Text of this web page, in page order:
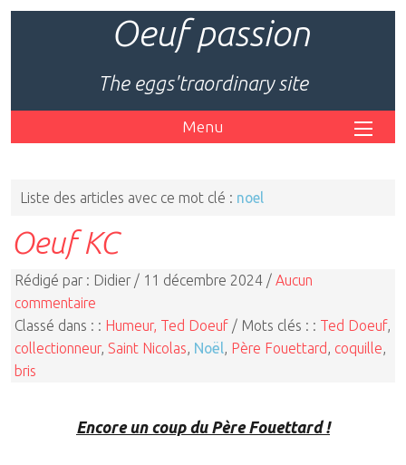
Oeuf passion
The eggs'traordinary site
Menu
Liste des articles avec ce mot clé : noel
Oeuf KC
Rédigé par : Didier / 11 décembre 2024 / Aucun
commentaire
Classé dans : : Humeur, Ted Doeuf / Mots clés : : Ted Doeuf,
collectionneur, Saint Nicolas Noël Père Fouettard coquille
bris
Encore un coup du Père Fouettard !